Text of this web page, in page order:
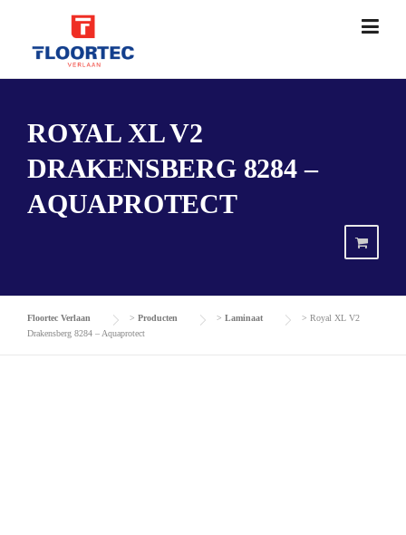
content
ROYAL XL V2
DRAKENSBERG 8284 –
AQUAPROTECT
Floortec Verlaan > Producten > Laminaat > Royal XL V2
Drakensberg 8284 – Aquaprotect